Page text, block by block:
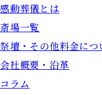
感動葬儀とは
斎場一覧
祭壇・その他料金につ
会社概要・沿革
コラム